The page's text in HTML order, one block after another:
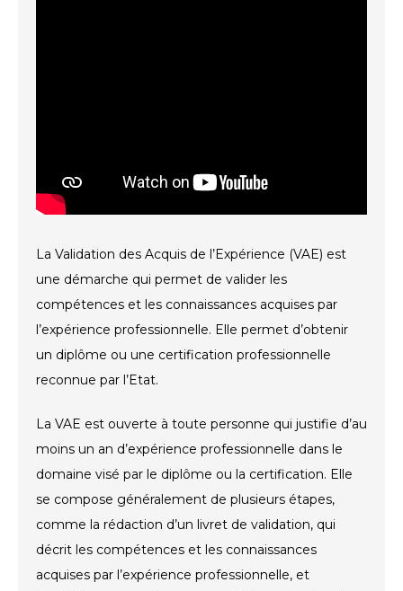
La Validation des Acquis de l’Expérience (VAE) est
une démarche qui permet de valider les
compétences et les connaissances acquises par
l’expérience professionnelle. Elle permet d’obtenir
un diplôme ou une certification professionnelle
reconnue par l’Etat.
La VAE est ouverte à toute personne qui justifie d’au
moins un an d’expérience professionnelle dans le
domaine visé par le diplôme ou la certification. Elle
se compose généralement de plusieurs étapes,
comme la rédaction d’un livret de validation, qui
décrit les compétences et les connaissances
acquises par l’expérience professionnelle, et